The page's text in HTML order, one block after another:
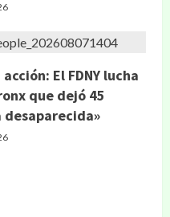
El FDNY lucha
que dejó 45
desaparecida»